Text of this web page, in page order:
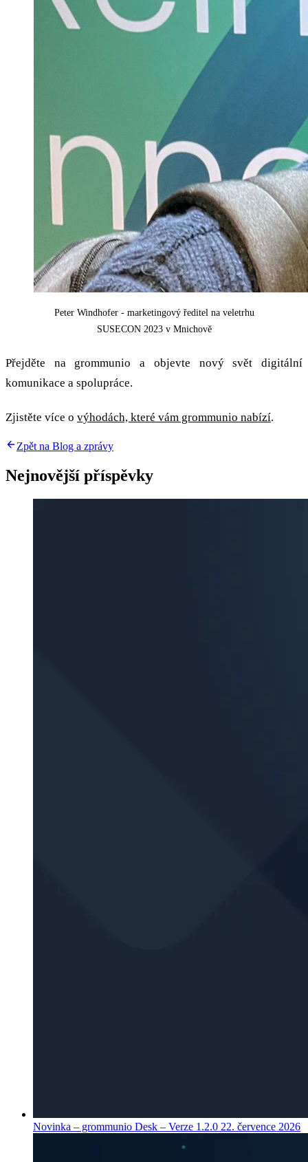
Peter Windhofer - marketingový ředitel na veletrhu
SUSECON 2023 v Mnichově
Přejděte na grommunio a objevte nový svět digitální
komunikace a spolupráce.
Zjistěte více o výhodách, které vám grommunio nabízí.
Zpět na Blog a zprávy
Nejnovější příspěvky
Novinka – grommunio Desk – Verze 1.2.0 22. července 2026